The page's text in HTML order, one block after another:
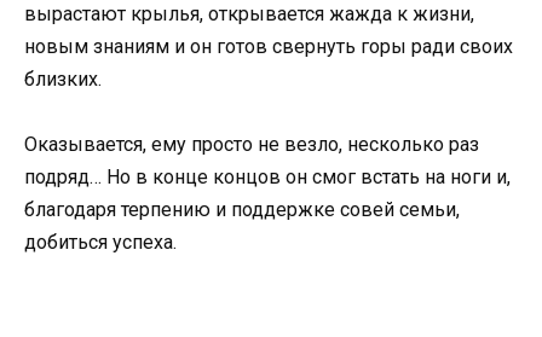
вырастают крылья, открывается жажда к жизни,
новым знаниям и он готов свернуть горы ради своих
близких.
Оказывается, ему просто не везло, несколько раз
подряд… Но в конце концов он смог встать на ноги и,
благодаря терпению и поддержке совей семьи,
добиться успеха.